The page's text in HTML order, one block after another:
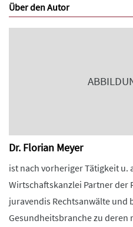
Über den Autor
Dr. Florian Meyer
ist nach vorheriger Tätigkeit
Wirtschaftskanzlei Partner der
juravendis Rechtsanwälte und
Gesundheitsbranche zu deren